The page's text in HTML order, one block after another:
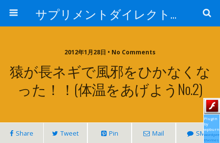
サプリメントダイレクトブログ
2012年1月28日 • No Comments
猿が長ネギで風邪をひかなくな
った！！(体温をあげようNo.2)
Share Tweet Pin Mail SMS
Plugin
by
themes